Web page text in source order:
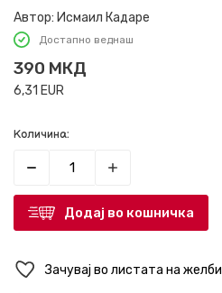
Автор: Исмаил Кадаре
Достапно веднаш
390 МКД
6,31 EUR
Количина:
Додај во кошничка
Зачувај во листата на желби